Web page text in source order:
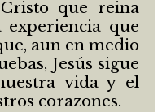
que reina
que
aun en medio
Jesús sigue
vida y el
corazones.